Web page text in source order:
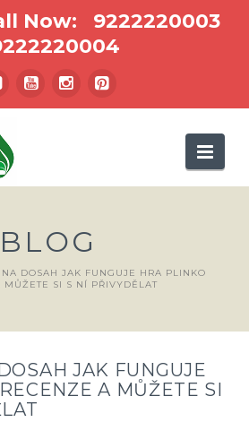
Now: 9222220003
BLOG
NA DOSAH JAK FUNGUJE HRA PLINKO
MŮŽETE SI S NÍ PŘIVYDĚLAT
JAK FUNGUJE
A MŮŽETE SI